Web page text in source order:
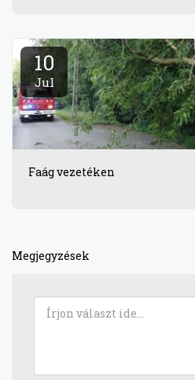
10
Jul
Faág vezetéken
Megjegyzések